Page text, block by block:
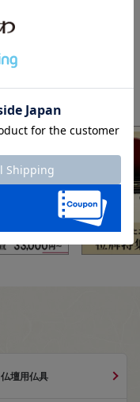
仏壇用仏具